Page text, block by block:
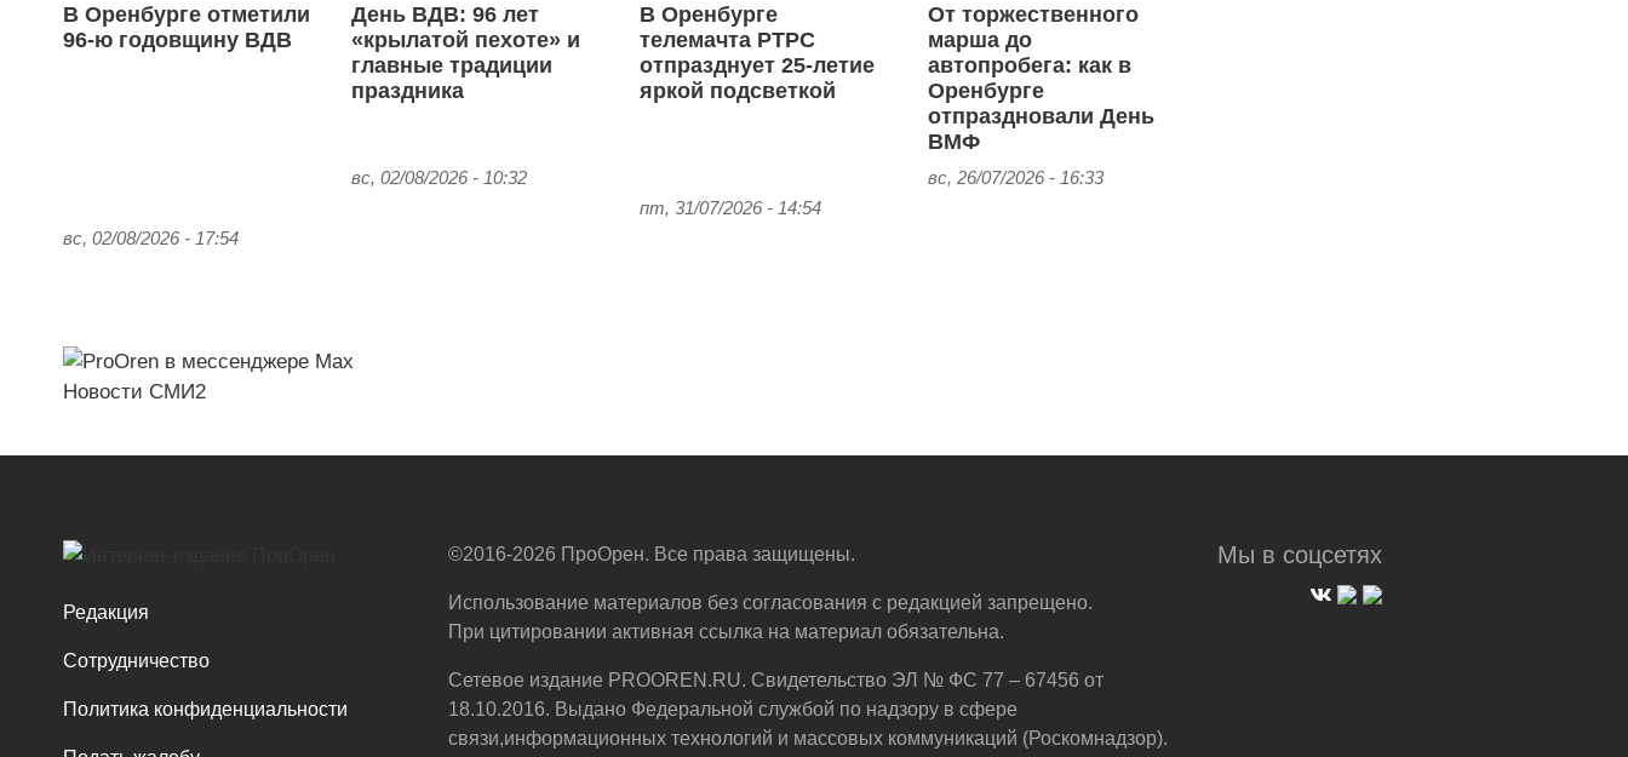
В Оренбурге отметили
96-ю годовщину ВДВ
вс, 02/08/2026 - 17:54
День ВДВ: 96 лет
«крылатой пехоте» и
главные традиции
праздника
вс, 02/08/2026 - 10:32
В Оренбурге
телемачта РТРС
отпразднует 25-летие
яркой подсветкой
пт, 31/07/2026 - 14:54
От торжественного
марша до
автопробега: как в
Оренбурге
отпраздновали День
ВМФ
вс, 26/07/2026 - 16:33
Новости СМИ2
Редакция
Сотрудничество
Политика конфиденциальности
Мы в соцсетях
©2016-2026 ПроОрен. Все права защищены.
Использование материалов без согласования с редакцией запрещено.
При цитировании активная ссылка на материал обязательна.
Сетевое издание PROOREN.RU. Свидетельство ЭЛ № ФС 77 – 67456 от
18.10.2016. Выдано Федеральной службой по надзору в сфере
связи,информационных технологий и массовых коммуникаций (Роскомнадзор).